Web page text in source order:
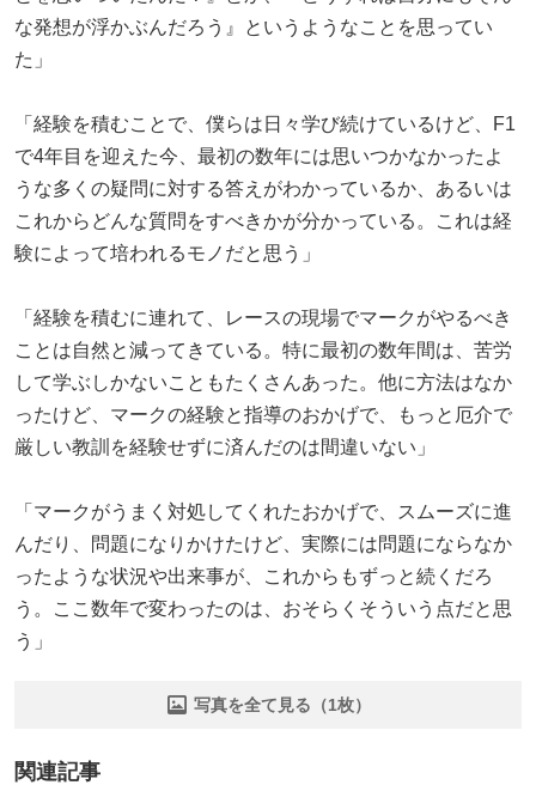
な発想が浮かぶんだろう』というようなことを思ってい
た」
「経験を積むことで、僕らは日々学び続けているけど、F1
で4年目を迎えた今、最初の数年には思いつかなかったよ
うな多くの疑問に対する答えがわかっているか、あるいは
これからどんな質問をすべきかが分かっている。これは経
験によって培われるモノだと思う」
「経験を積むに連れて、レースの現場でマークがやるべき
ことは自然と減ってきている。特に最初の数年間は、苦労
して学ぶしかないこともたくさんあった。他に方法はなか
ったけど、マークの経験と指導のおかげで、もっと厄介で
厳しい教訓を経験せずに済んだのは間違いない」
「マークがうまく対処してくれたおかげで、スムーズに進
んだり、問題になりかけたけど、実際には問題にならなか
ったような状況や出来事が、これからもずっと続くだろ
う。ここ数年で変わったのは、おそらくそういう点だと思
う」
写真を全て見る（1枚）
関連記事